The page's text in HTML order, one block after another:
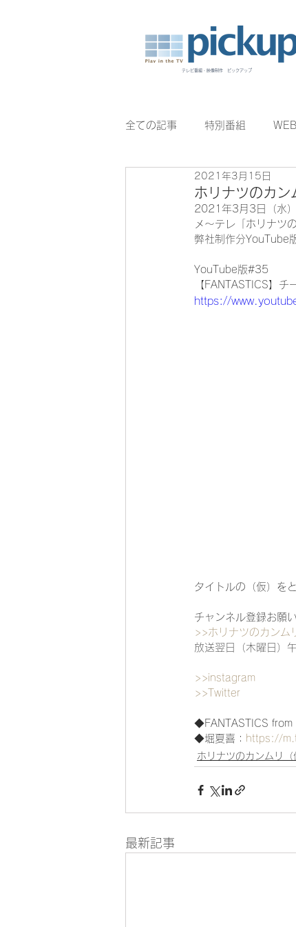
テレビ番組・映像制作 ピックアップ
全ての記事 特別番組 WEB
BomberE むすびのイチバ
ホリナツのカ
2021年3月15日
2021年3月3日（水
メ〜テレ「ホリナツ
弊社制作分YouTube
YouTube版#35
【FANTASTICS】チ
https://
タイトルの（仮）をと
チャンネル登録お願
>>ホリナツのカンム
放送翌日（木曜日）
>>instagram
>>Twitter
◆FANTASTICS from
◆堀夏喜： https://
ホリナツのカンムリ（
最新記事